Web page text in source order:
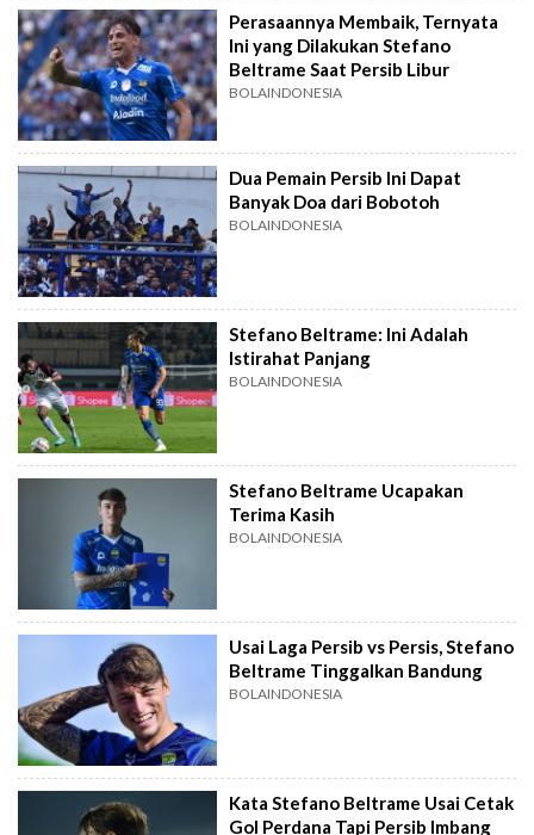
Perasaannya Membaik, Ternyata
Ini yang Dilakukan Stefano
Beltrame Saat Persib Libur
BOLAINDONESIA
Dua Pemain Persib Ini Dapat
Banyak Doa dari Bobotoh
BOLAINDONESIA
Stefano Beltrame: Ini Adalah
Istirahat Panjang
BOLAINDONESIA
Stefano Beltrame Ucapakan
Terima Kasih
BOLAINDONESIA
Usai Laga Persib vs Persis, Stefano
Beltrame Tinggalkan Bandung
BOLAINDONESIA
Kata Stefano Beltrame Usai Cetak
Gol Perdana Tapi Persib Imbang